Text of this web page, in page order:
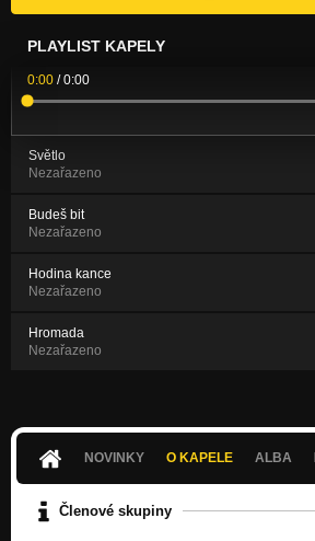
PLAYLIST KAPELY
0:00 /0:00
Světlo
Nezařazeno
Budeš bit
Nezařazeno
Hodina kance
Nezařazeno
Hromada
Nezařazeno
NOVINKY O KAPELE ALBA
Členové skupiny